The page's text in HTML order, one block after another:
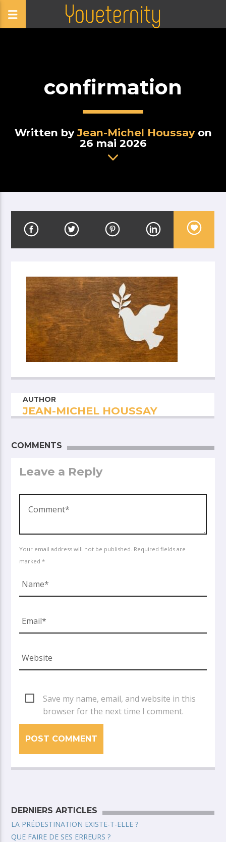
confirmation
Written byJean-Michel Houssayon
26 mai 2026
AUTHOR
JEAN-MICHEL HOUSSAY
COMMENTS
Leave a Reply
Your email address will not be published. Required fields are
marked *
Save my name, email, and website in this
browser for the next time I comment.
DERNIERS ARTICLES
LA PRÉDESTINATION EXISTE-T-ELLE ?
QUE FAIRE DE SES ERREURS ?